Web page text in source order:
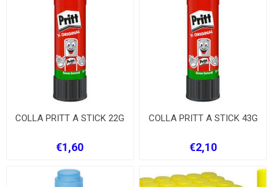
COLLA PRITT A STICK 22G
€1,60
COLLA PRITT A STICK 43G
€2,10